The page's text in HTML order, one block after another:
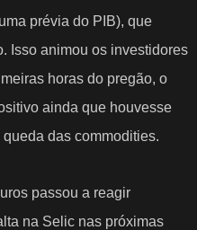
prévia do PIB), que
Isso animou os investidores
horas do pregão, o
ainda que houvesse
das commodities.
passou a reagir
na Selic nas próximas